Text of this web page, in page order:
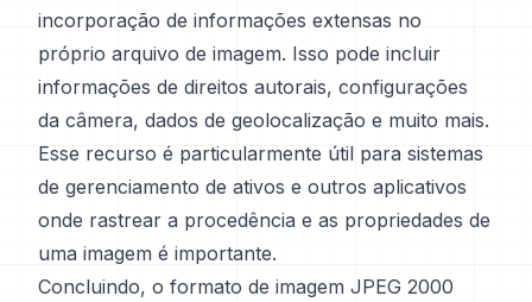
incorporação de informações extensas no
próprio arquivo de imagem. Isso pode incluir
informações de direitos autorais, configurações
da câmera, dados de geolocalização e muito mais.
Esse recurso é particularmente útil para sistemas
de gerenciamento de ativos e outros aplicativos
onde rastrear a procedência e as propriedades de
uma imagem é importante.
Concluindo, o formato de imagem JPEG 2000